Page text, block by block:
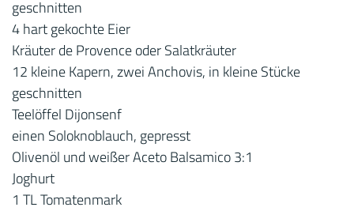
geschnitten
4 hart gekochte Eier
Kräuter de Provence oder Salatkräuter
12 kleine Kapern, zwei Anchovis, in kleine Stücke
geschnitten
Teelöffel Dijonsenf
einen Soloknoblauch, gepresst
Olivenöl und weißer Aceto Balsamico 3:1
Joghurt
1 TL Tomatenmark